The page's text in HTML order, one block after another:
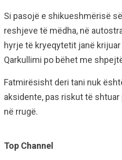
Si pasojë e shikueshmërisë
reshjeve të mëdha, në
hyrje të kryeqytetit janë
Qarkullimi po bëhet me
Fatmirësisht deri tani nuk
aksidente, pas riskut të
në rrugë.
Top Channel